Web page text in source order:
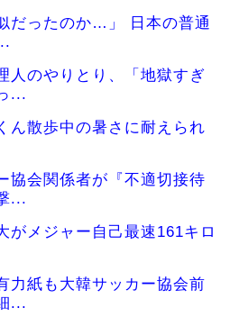
だったのか…」 日本の普通
人のやりとり、「地獄すぎ
...
ん散歩中の暑さに耐えられ
協会関係者が『不適切接待
...
がメジャー自己最速161キロ
力紙も大韓サッカー協会前
...